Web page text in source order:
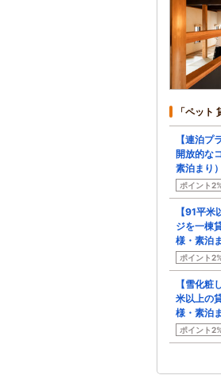
「ペット
【連泊
開放的な
素泊まり）
ポイント
【91平
ジを一棟
様・素泊
ポイント
【雪化
米以上の
様・素泊
ポイント